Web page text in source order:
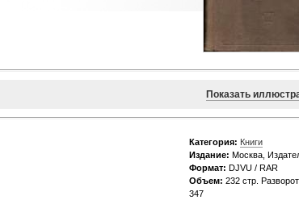
Показать
Категория: Книги
Издание: Москва,
Формат: DJVU / RAR
Объем: 232 стр.
347